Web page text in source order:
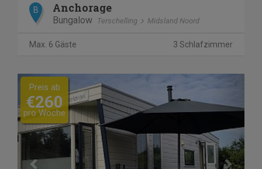
B Anchorage
Bungalow Terschelling Midsland Noord
Max. 6 Gäste 3 Schlafzimmer
Previous
Preis ab
€260
pro Woche